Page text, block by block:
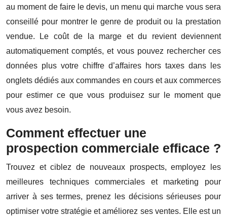
au moment de faire le devis, un menu qui marche vous sera
conseillé pour montrer le genre de produit ou la prestation
vendue. Le coût de la marge et du revient deviennent
automatiquement comptés, et vous pouvez rechercher ces
données plus votre chiffre d’affaires hors taxes dans les
onglets dédiés aux commandes en cours et aux commerces
pour estimer ce que vous produisez sur le moment que
vous avez besoin.
Comment effectuer une
prospection commerciale efficace ?
Trouvez et ciblez de nouveaux prospects, employez les
meilleures techniques commerciales et marketing pour
arriver à ses termes, prenez les décisions sérieuses pour
optimiser votre stratégie et améliorez ses ventes. Elle est un